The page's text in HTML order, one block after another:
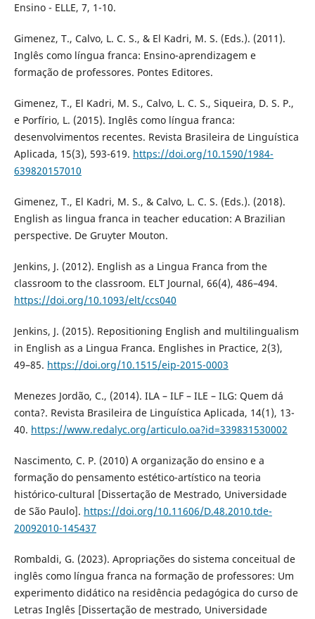
Ensino - ELLE, 7, 1-10.
Gimenez, T., Calvo, L. C. S., & El Kadri, M. S. (Eds.). (2011).
Inglês como língua franca: Ensino-aprendizagem e
formação de professores. Pontes Editores.
Gimenez, T., El Kadri, M. S., Calvo, L. C. S., Siqueira, D. S. P.,
e Porfírio, L. (2015). Inglês como língua franca:
desenvolvimentos recentes. Revista Brasileira de Linguística
Aplicada, 15(3), 593-619. https://doi.org/10.1590/1984-
639820157010
Gimenez, T., El Kadri, M. S., & Calvo, L. C. S. (Eds.). (2018).
English as lingua franca in teacher education: A Brazilian
perspective. De Gruyter Mouton.
Jenkins, J. (2012). English as a Lingua Franca from the
classroom to the classroom. ELT Journal, 66(4), 486–494.
https://doi.org/10.1093/elt/ccs040
Jenkins, J. (2015). Repositioning English and multilingualism
in English as a Lingua Franca. Englishes in Practice, 2(3),
49–85. https://doi.org/10.1515/eip-2015-0003
Menezes Jordão, C., (2014). ILA – ILF – ILE – ILG: Quem dá
conta?. Revista Brasileira de Linguística Aplicada, 14(1), 13-
40. https://www.redalyc.org/articulo.oa?id=339831530002
Nascimento, C. P. (2010) A organização do ensino e a
formação do pensamento estético-artístico na teoria
histórico-cultural [Dissertação de Mestrado, Universidade
de São Paulo]. https://doi.org/10.11606/D.48.2010.tde-
20092010-145437
Rombaldi, G. (2023). Apropriações do sistema conceitual de
inglês como língua franca na formação de professores: Um
experimento didático na residência pedagógica do curso de
Letras Inglês [Dissertação de mestrado, Universidade